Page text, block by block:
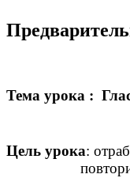
Тема урока :
Цель урока: